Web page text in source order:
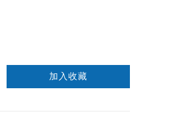
加入收藏